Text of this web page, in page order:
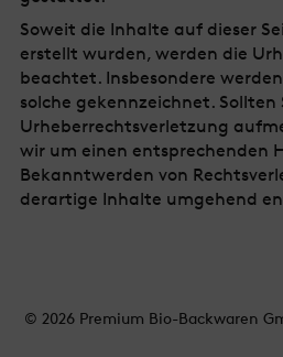
Soweit die Inhalte auf dieser
erstellt wurden, werden die
beachtet. Insbesondere
solche gekennzeichnet.
Urheberrechtsverletzung
wir um einen entsprechenden
Bekanntwerden von
derartige Inhalte umgehend
© 2026 Premium Bio-Backwaren